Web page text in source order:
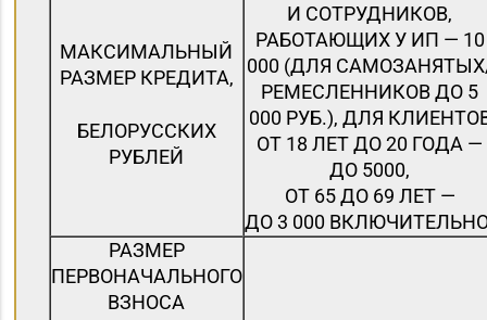
МАКСИМАЛЬНЫЙ
РАЗМЕР КРЕДИТА,
БЕЛОРУССКИХ
РУБЛЕЙ
И СОТРУДНИКОВ,
РАБОТАЮЩИХ У ИП — 10
000 (ДЛЯ
РЕМЕСЛЕННИКОВ ДО 5
000 РУБ.), ДЛЯ
ОТ 18 ЛЕТ ДО 20 ГОДА —
ДО 5000,
ОТ 65 ДО 69 ЛЕТ —
ДО 3 000
РАЗМЕР
ПЕРВОНАЧАЛЬНОГО
ВЗНОСА